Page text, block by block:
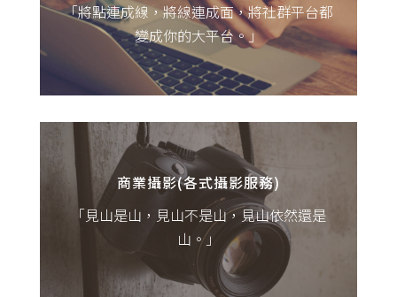
「將點連成線，將線連成面，將社群平台都
變成你的大平台。」
【Facebook粉絲團經營(FB代操)：針對品牌
與產品/服務做全方位的規劃，培養品牌形象
並增加消費者黏著度，讓您不用再為社群煩
心。】
商業攝影(各式攝影服務)
「見山是山，見山不是山，見山依然還是
山。」
每個人的雙眼看出去都是不同的世界，透過
攝影師充滿感情與技巧的捕捉，將能呈現產
品最重要的內涵與最吸引人的特點。
【商業攝影(各式攝影服務)：為產品/環境/活
動/動植物物進行拍攝服務，可依照您的需求
調整以不同的風格呈現。】